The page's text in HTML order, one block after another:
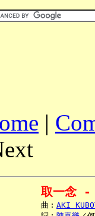
|
取一念 -
     曲︰
AKI